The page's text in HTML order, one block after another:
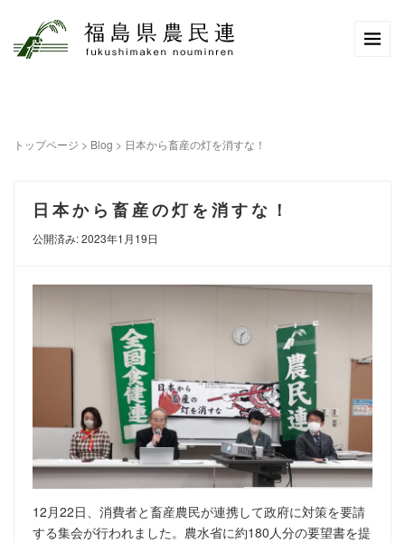
トップページ > Blog > 日本から畜産の灯を消すな！
日本から畜産の灯を消すな！
公開済み: 2023年1月19日
12月22日、消費者と畜産農民が連携して政府に対策を要請
する集会が行われました。農水省に約180人分の要望書を提